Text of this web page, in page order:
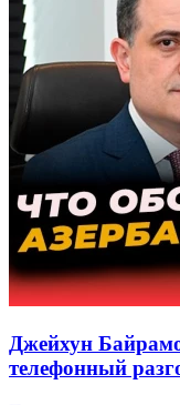
Джейхун
телефонный